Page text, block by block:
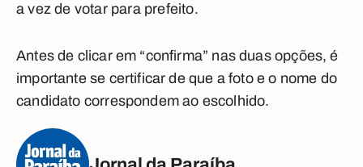
a vez de votar para prefeito.
Antes de clicar em “confirma” nas duas opções, é
importante se certificar de que a foto e o nome do
candidato correspondem ao escolhido.